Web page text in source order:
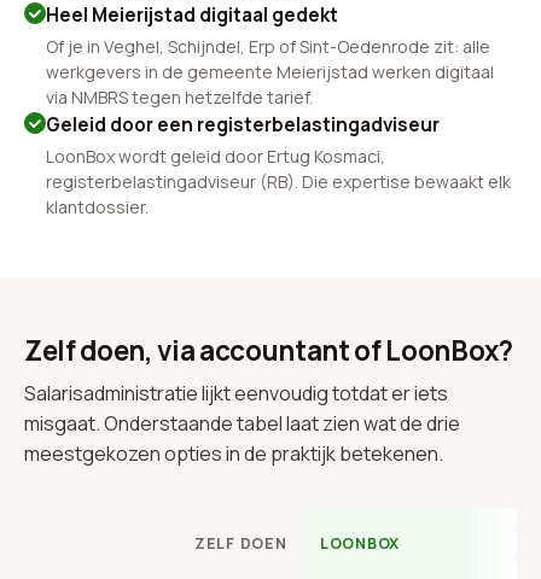
Heel Meierijstad digitaal gedekt
Of je in Veghel, Schijndel, Erp of Sint-Oedenrode zit: alle
werkgevers in de gemeente Meierijstad werken digitaal
via NMBRS tegen hetzelfde tarief.
Geleid door een registerbelastingadviseur
LoonBox wordt geleid door Ertug Kosmaci,
registerbelastingadviseur (RB). Die expertise bewaakt elk
klantdossier.
Zelf doen, via accountant of LoonBox?
Salarisadministratie lijkt eenvoudig totdat er iets
misgaat. Onderstaande tabel laat zien wat de drie
meestgekozen opties in de praktijk betekenen.
ZELF DOEN LOONBOX